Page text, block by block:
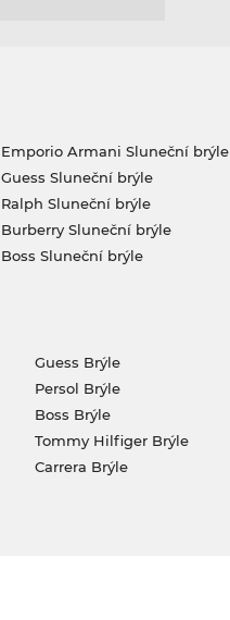
Emporio Armani Sluneční brýle
Guess Sluneční brýle
Ralph Sluneční brýle
Burberry Sluneční brýle
Boss Sluneční brýle
Guess Brýle
Persol Brýle
Boss Brýle
Tommy Hilfiger Brýle
Carrera Brýle